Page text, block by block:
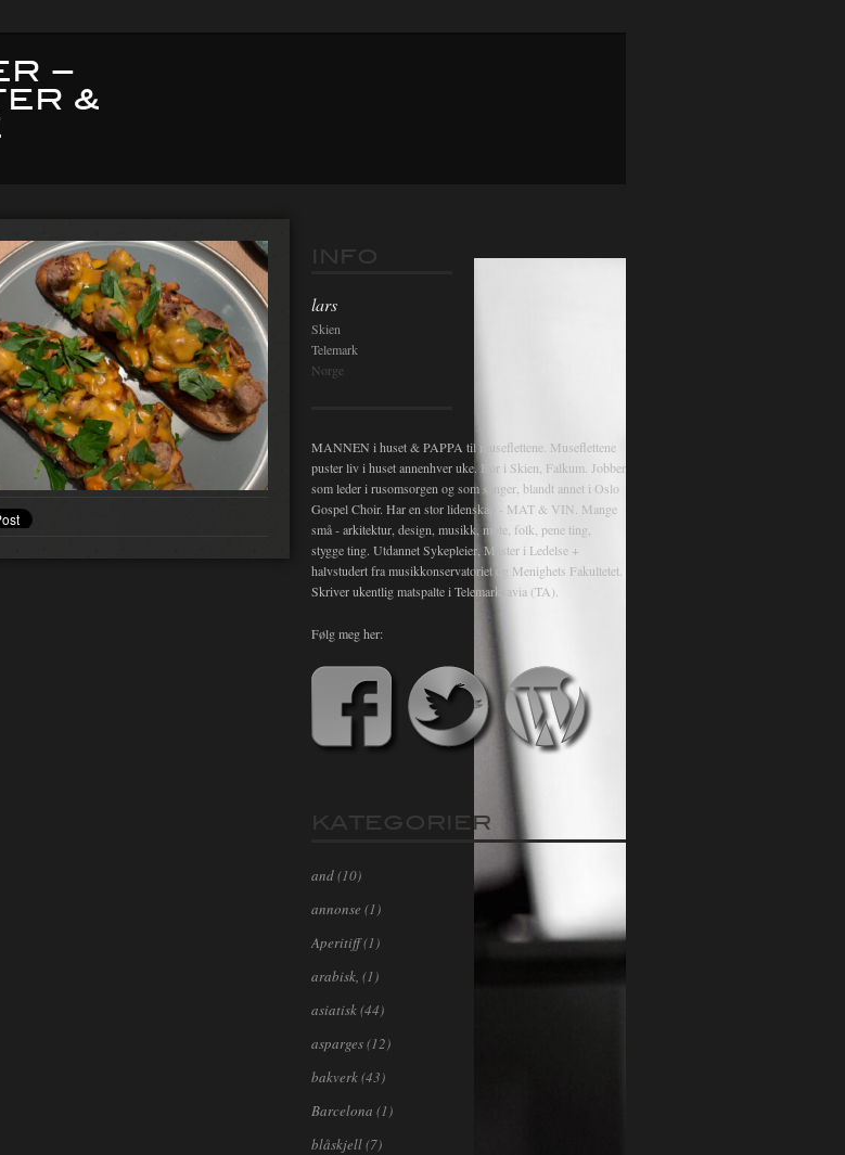
–
&
INFO
lars
Skien
Telemark
Norge
MANNEN i huset & PAPPA til museflettene. Museflettene
puster liv i huset annenhver uke. Bor i Skien, Falkum. Jobber
som leder i rusomsorgen og som sanger, blandt annet i Oslo
Gospel Choir. Har en stor lidenskap - MAT & VIN. Mange
små - arkitektur, design, musikk, mote, folk, pene ting,
stygge ting. Utdannet Sykepleier, Master i Ledelse +
halvstudert fra musikkonservatoriet og Menighets Fakultetet.
Skriver ukentlig matspalte i Telemarksavia (TA).
Følg meg her:
KATEGORIER
and(10)
annonse (1)
Aperitiff(1)
arabisk, (1)
asiatisk(44)
asparges(12)
bakverk(43)
Barcelona (1)
blåskjell(7)